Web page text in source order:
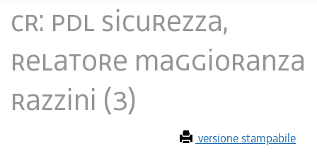
CR: pdl sicurezza,
relatore maggioranza
Razzini (3)
versione stampabile